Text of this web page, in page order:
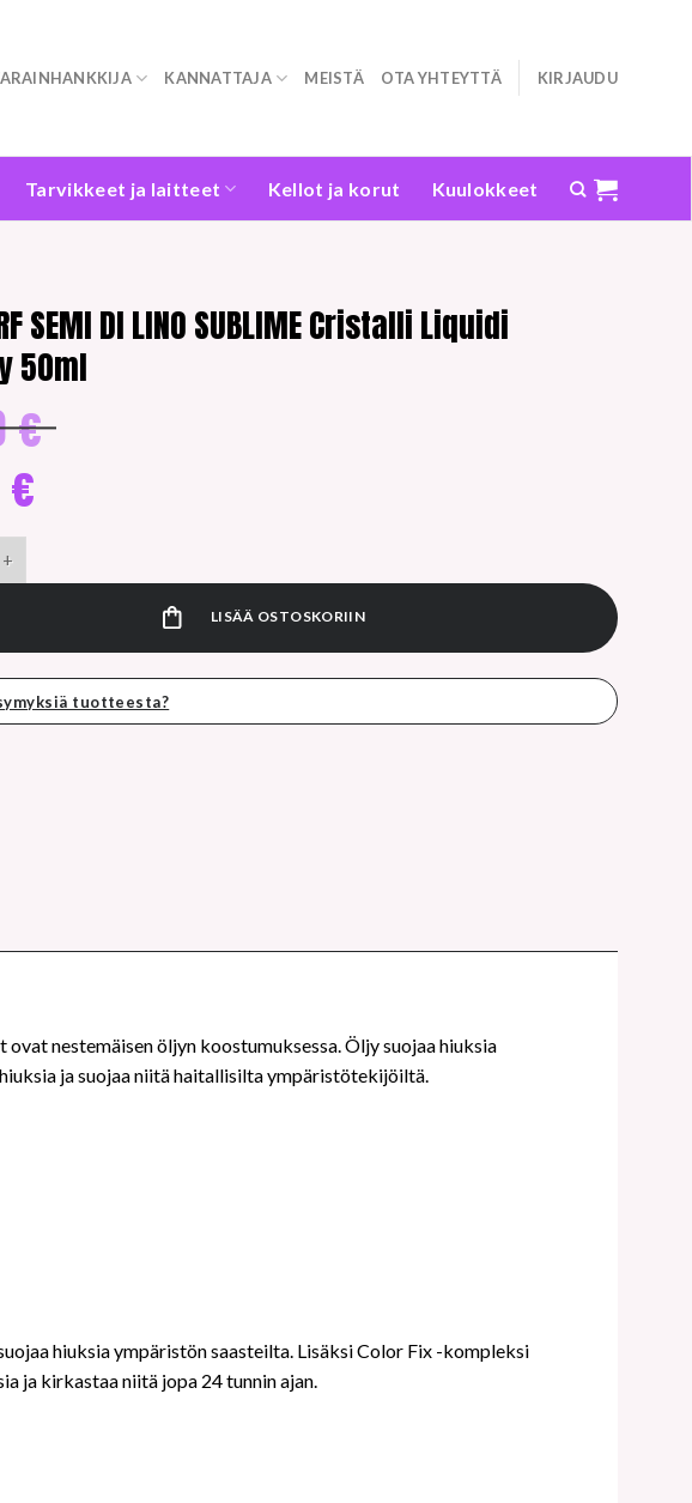
KANNATTAJA MEISTÄ OTA YHTEYTTÄ KIRJAUDU
Tarvikkeet ja laitteet Kellot ja korut Kuulokkeet
SEMI DI LINO SUBLIME Cristalli Liquidi
50ml
€ hinta
€
LISÄÄ OSTOSKORIIN
tuotteesta?
nestemäisen öljyn koostumuksessa. Öljy suojaa hiuksia
ja suojaa niitä haitallisilta ympäristötekijöiltä.
hiuksia ympäristön saasteilta. Lisäksi Color Fix -kompleksi
ja kirkastaa niitä jopa 24 tunnin ajan.